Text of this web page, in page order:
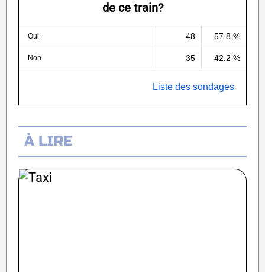
de ce train?
Oui 48 57.8 %
Non 35 42.2 %
Liste des sondages
À LIRE